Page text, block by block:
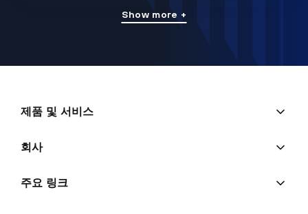
Show more +
제품 및 서비스
회사
주요 링크